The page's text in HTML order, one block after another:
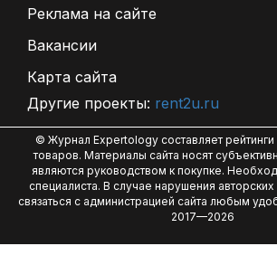
Реклама на сайте
Вакансии
Карта сайта
Другие проекты: rent2u.ru
© Журнал Expertology составляет
товаров. Материалы сайта носят
являются руководством к покупке.
специалиста. В случае нарушения
связаться с администрацией сайта любым
2017—2026